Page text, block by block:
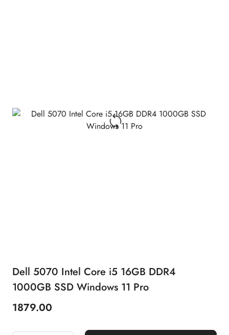
Dell 5070 Intel Core i5 16GB DDR4
1000GB SSD Windows 11 Pro
Cena:
1879.00